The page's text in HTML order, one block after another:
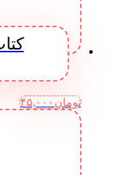
تومان ۴۵,۰۰۰